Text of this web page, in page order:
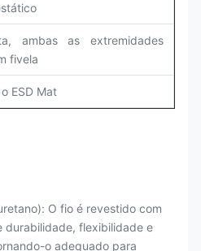
ambas as extremidades
fivela
ESD Mat
O fio é revestido com
durabilidade, flexibilidade e
o adequado para